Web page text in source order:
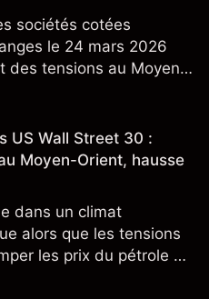
sociétés cotées
le 24 mars 2026
des tensions au Moyen-
États-Unis-UE et les
fiable des
US Wall Street 30 :
Moyen-Orient, hausse
dans un climat
alors que les tensions
les prix du pétrole et
de volatilité